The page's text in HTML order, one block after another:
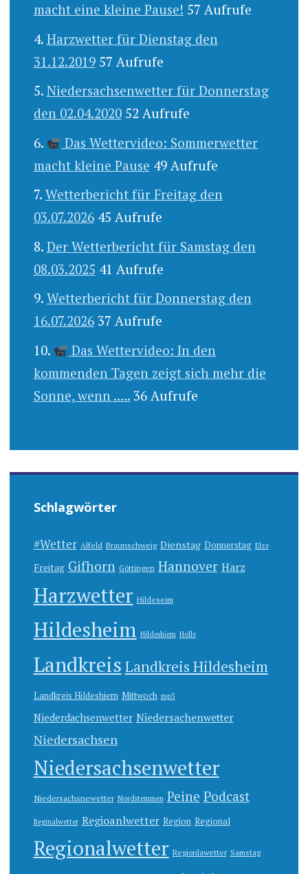
macht eine kleine Pause! 57 Aufrufe
Harzwetter für Dienstag den
31.12.2019 57 Aufrufe
Niedersachsenwetter für Donnerstag
den 02.04.2020 52 Aufrufe
Das Wettervideo: Sommerwetter
macht kleine Pause 49 Aufrufe
Wetterbericht für Freitag den
03.07.2026 45 Aufrufe
Der Wetterbericht für Samstag den
08.03.2025 41 Aufrufe
Wetterbericht für Donnerstag den
16.07.2026 37 Aufrufe
Das Wettervideo: In den
kommenden Tagen zeigt sich mehr die
Sonne, wenn ..... 36 Aufrufe
Schlagwörter
#Wetter Alfeld Braunschweig Dienstag Donnerstag Elze
Freitag Gifhorn Göttingen Hannover Harz
Harzwetter Hildeseim
Hildesheim Hildeshiem Holle
Landkreis Landkreis Hildesheim
Landkreis Hildeshiem Mittwoch mp3
Niederdachsenwetter Niedersachenwetter
Niedersachsen
Niedersachsenwetter
Niedersachsnewetter Nordstemmen Peine Podcast
Reginalwetter Regioanlwetter Region Regional
Regionalwetter Regionlawetter Samstag